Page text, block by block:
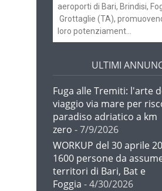
aeroporti di Bari, Brindisi,
Grottaglie (TA),
loro potenziament...
ULTIMI
Fuga alle Tremiti: l'arte
viaggio via mare per
paradiso adriatico a km
zero - 7/9/2026
WORKUP del 30 aprile
1600 persone da
territori di Bari, Bat e
Foggia - 4/30/2026